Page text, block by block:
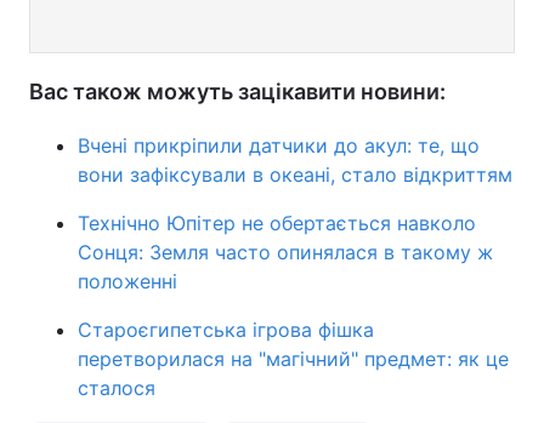
Вас також можуть зацікавити новини:
Вчені прикріпили датчики до акул: те, що
вони зафіксували в океані, стало відкриттям
Технічно Юпітер не обертається навколо
Сонця: Земля часто опинялася в такому ж
положенні
Староєгипетська ігрова фішка
перетворилася на "магічний" предмет: як це
сталося